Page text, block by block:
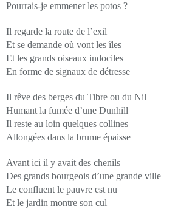
Pourrais-je emmener les potos ?
Il regarde la route de l’exil
Et se demande où vont les îles
Et les grands oiseaux indociles
En forme de signaux de détresse
Il rêve des berges du Tibre ou du Nil
Humant la fumée d’une Dunhill
Il reste au loin quelques collines
Allongées dans la brume épaisse
Avant ici il y avait des chenils
Des grands bourgeois d’une grande ville
Le confluent le pauvre est nu
Et le jardin montre son cul